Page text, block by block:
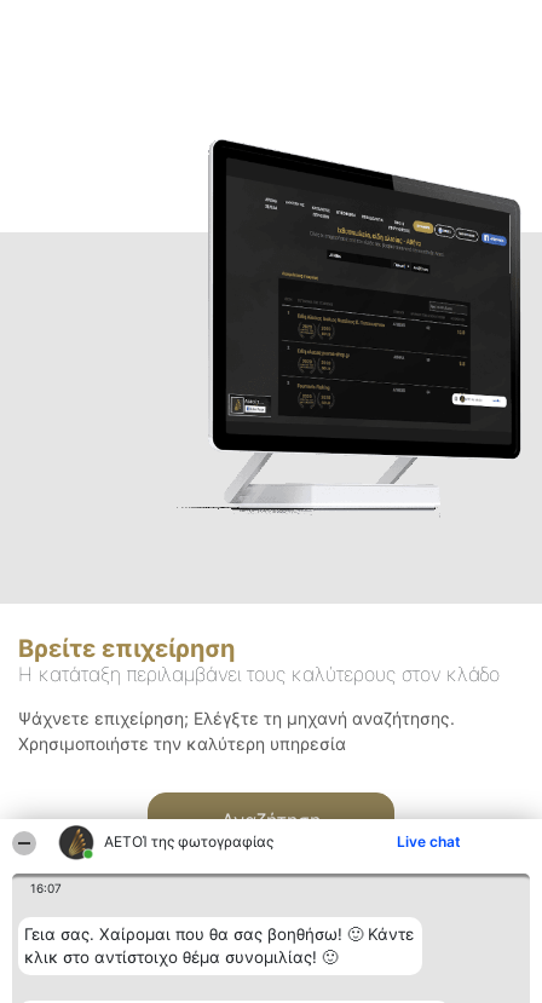
ΑΕΤΟΊ της φωτογραφίας Live chat
16:07
Γεια σας. Χαίρομαι που θα σας βοηθήσω! 🙂 Κάντε
κλικ στο αντίστοιχο θέμα συνομιλίας! 🙂
Βρείτε επιχείρηση
Η κατάταξη περιλαμβάνει τους καλύτερους στον κλάδο
Ψάχνετε επιχείρηση; Ελέγξτε τη μηχανή αναζήτησης.
Χρησιμοποιήστε την καλύτερη υπηρεσία
Αναζήτηση
Διοργανωτής της Κατάταξη Επικοινωνία